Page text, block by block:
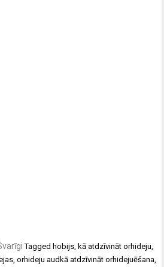
Tagged hobijs kā atdzīvināt orhideju
,orhideju audkā atdzīvināt orhidejuēšana